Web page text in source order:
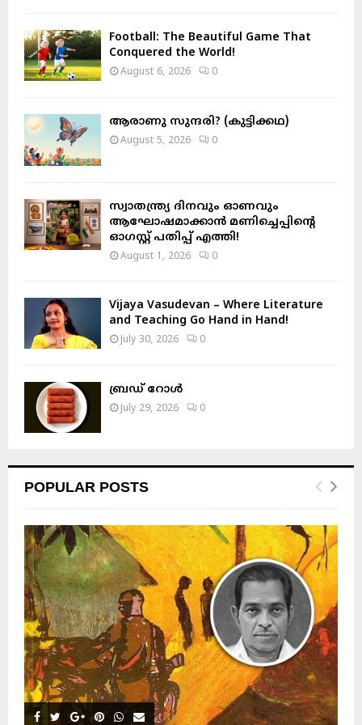
o
r
:
Football: The Beautiful Game That
Conquered the World!
August 6, 2026 0
ആരാണു സുന്ദരി? (കുട്ടിക്കഥ)
August 5, 2026 0
സ്വാതന്ത്ര്യ ദിനവും ഓണവും
ആഘോഷമാക്കാൻ മണിച്ചെപ്പിന്റെ
ഓഗസ്റ്റ് പതിപ്പ് എത്തി!
August 1, 2026 0
Vijaya Vasudevan – Where Literature
and Teaching Go Hand in Hand!
July 30, 2026 0
ബ്രഡ് റോൾ
July 29, 2026 0
POPULAR POSTS